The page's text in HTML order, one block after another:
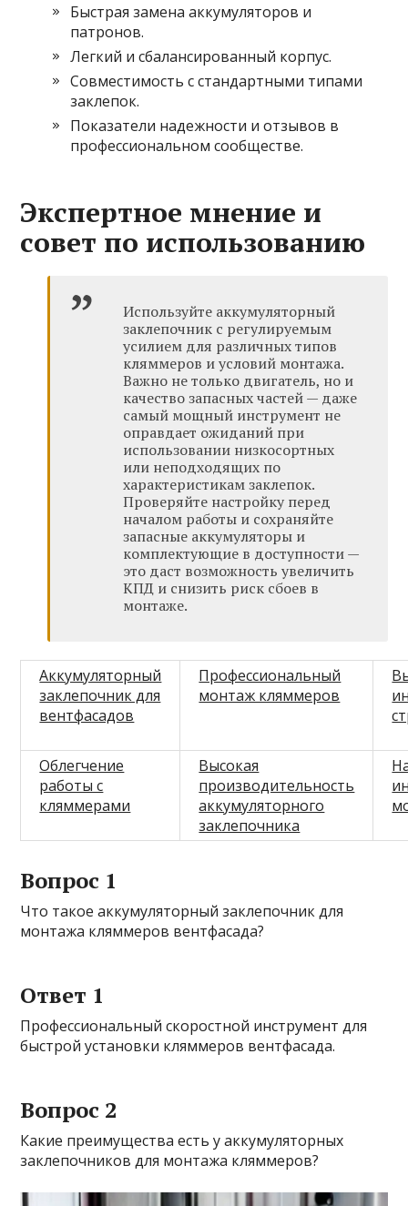
Быстрая замена аккумуляторов и
патронов.
Легкий и сбалансированный корпус.
Совместимость с стандартными типами
заклепок.
Показатели надежности и отзывов в
профессиональном сообществе.
Экспертное мнение и
совет по использованию
Используйте аккумуляторный
заклепочник с регулируемым
усилием для различных типов
кляммеров и условий монтажа.
Важно не только двигатель, но и
качество запасных частей — даже
самый мощный инструмент не
оправдает ожиданий при
использовании низкосортных
или неподходящих по
характеристикам заклепок.
Проверяйте настройку перед
началом работы и сохраняйте
запасные аккумуляторы и
комплектующие в доступности —
это даст возможность увеличить
КПД и снизить риск сбоев в
монтаже.
Аккумуляторный
заклепочник для
вентфасадов
Профессиональный
монтаж кляммеров
Облегчение
работы с
кляммерами
Высокая
производительность
аккумуляторного
заклепочника
Вопрос 1
Что такое аккумуляторный заклепочник для
монтажа кляммеров вентфасада?
Ответ 1
Профессиональный скоростной инструмент для
быстрой установки кляммеров вентфасада.
Вопрос 2
Какие преимущества есть у аккумуляторных
заклепочников для монтажа кляммеров?